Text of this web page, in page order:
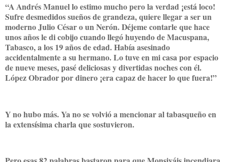
“A Andrés Manuel lo estimo mucho pero la verdad ¡está loco!
Sufre desmedidos sueños de grandeza, quiere llegar a ser un
moderno Julio César o un Nerón. Déjeme contarle que hace
unos años le di cobijo cuando llegó huyendo de Macuspana,
Tabasco, a los 19 años de edad. Había asesinado
accidentalmente a su hermano. Lo tuve en mi casa por espacio
de nueve meses, pasé deliciosas y divertidas noches con él.
López Obrador por dinero ¡era capaz de hacer lo que fuera!”
Y no hubo más. Ya no se volvió a mencionar al tabasqueño en
la extensísima charla que sostuvieron.